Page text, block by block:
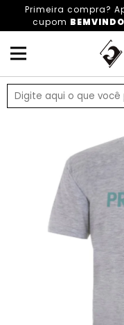
Primeira compra?
cupom BEMVINDO
HOME ROUPAS